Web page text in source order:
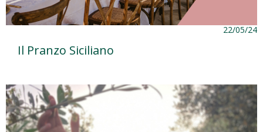
22/05/24
Il Pranzo Siciliano